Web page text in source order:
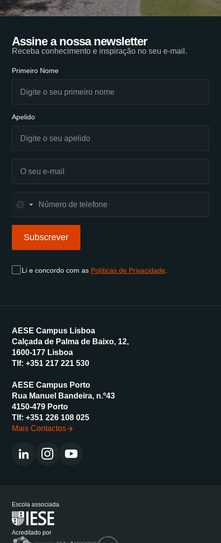
Assine a nossa newsletter
Receba conhecimento e inspiração no seu e-mail.
Primeiro Nome
Apelido
No
country
Subscrever
Li e concordo com as Políticas de Privacidade
AESE Campus Lisboa
Calçada de Palma de Baixo, 12,
1600-177 Lisboa
Tlf: +351 217 221 530
AESE Campus Porto
Rua Manuel Bandeira, n.º43
4150-479 Porto
Tlf: +351 226 108 025
Mais Contactos
Escola associada
Acreditado por